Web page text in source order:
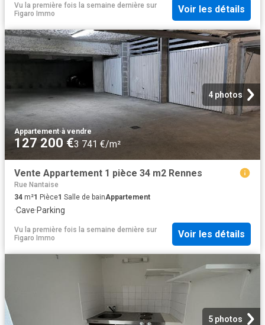
Vu la première fois la semaine dernière sur
Figaro Immo
Voir les détails
4 photos
Appartement·à vendre
127 200 €3 741 €/m²
Vente Appartement 1 pièce 34 m2 Rennes
Rue Nantaise
34 m²1 Pièce1 Salle de bainAppartement
·Cave·Parking
Vu la première fois la semaine dernière sur
Figaro Immo
Voir les détails
5 photos